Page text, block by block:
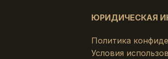
ЮРИДИЧЕСКАЯ
Политика
Условия